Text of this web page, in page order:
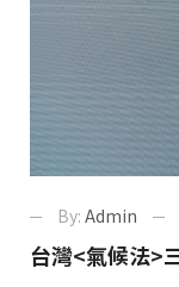
By: Admin
台灣<氣候法>